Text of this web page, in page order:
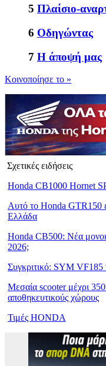
5 Πλαίσιο-
6 Οδηγώντας
7 Η άποψή μας
Kοινοποίησε το »
Σχετικές ειδήσεις
Honda CB1000 Hornet
Αυτό το Honda GTR150
Ελλάδα
Honda CB500: Νέα
2026;
Συγκριτικό: SYM
Μεσαία scooter μέχρι
αποθηκευτικούς χώρους
Τιμές HONDA